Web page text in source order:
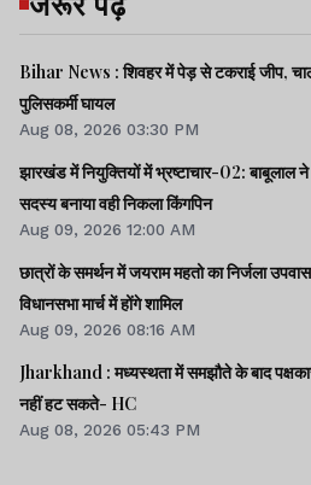
Bihar News : शिवहर में पेड़ से टकराई जीप,
पुलिसकर्मी घायल
Aug 08, 2026 03:30 PM
झारखंड में नियुक्तियों में भ्रष्टाचार-02: बाबूलाल
सदस्य बनाया वही निकला किंगपिन
Aug 09, 2026 12:00 AM
छात्रों के समर्थन में जयराम महतो का निर्जला
विधानसभा मार्च में होंगे शामिल
Aug 09, 2026 08:16 AM
Jharkhand : मध्यस्थता में समझौते के बाद
नहीं हट सकते- HC
Aug 08, 2026 05:43 PM